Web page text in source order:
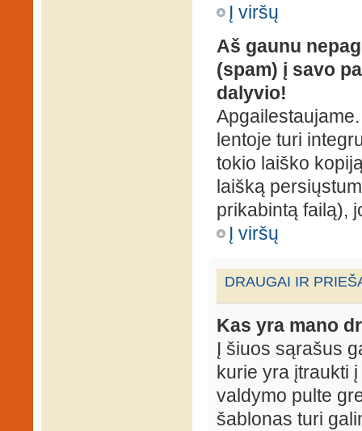
Į viršų
Aš gaunu
(spam) į savo
dalyvio!
lentoje turi
tokio laiško
laišką
prikabintą failą),
Į viršų
DRAUGAI IR
Kas yra mano
Į šiuos sąrašus
kurie yra įtraukti
valdymo pulte
šablonas turi